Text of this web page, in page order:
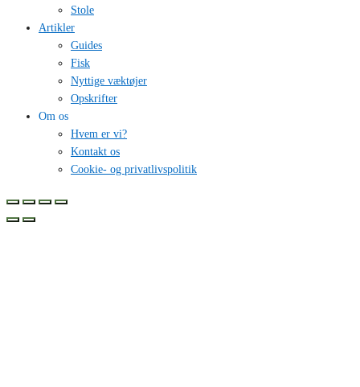
Stole
Artikler
Guides
Fisk
Nyttige væktøjer
Opskrifter
Om os
Hvem er vi?
Kontakt os
Cookie- og privatlivspolitik